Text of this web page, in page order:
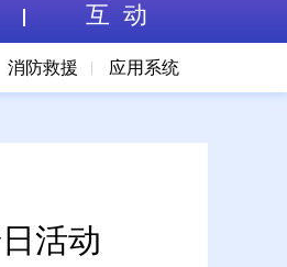
消防救援 应用系统
互 动
活动